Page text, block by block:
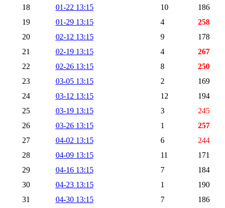
18
01-22 13:15 10 186
19
01-29 13:15 4 258
20
02-12 13:15 9 178
21
02-19 13:15 4 267
22
02-26 13:15 8 250
23
03-05 13:15 2 169
24
03-12 13:15 12 194
25
03-19 13:15 3 245
26
03-26 13:15 1 257
27
04-02 13:15 6 244
28
04-09 13:15 11 171
29
04-16 13:15 7 184
30
04-23 13:15 1 190
31
04-30 13:15 7 186